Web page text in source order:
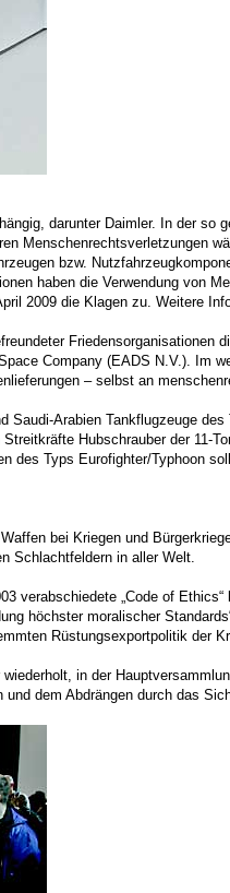
darunter Daimler. In der so
Menschenrechtsverletzungen
bzw.
haben die Verwendung von
2009 die Klagen zu. Weitere
Company (EADS N.V.). Im
– selbst an
Saudi-Arabien Tankflugzeuge
Hubschrauber der
des Typs Eurofighter/Typhoon
bei Kriegen und
Schlachtfeldern in aller Welt.
verabschiedete „Code of
höchster moralischer
Rüstungsexportpolitik der
in der
dem Abdrängen durch das